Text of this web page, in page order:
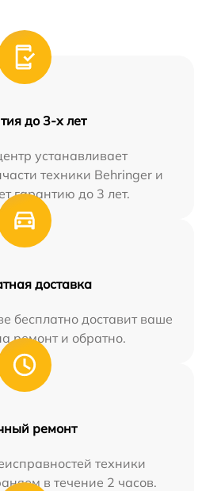
до 3-х лет
устанавливает
техники Behringer и
гарантию до 3 лет.
доставка
бесплатно доставит ваше
ремонт и обратно.
ремонт
техники
в течение 2 часов.